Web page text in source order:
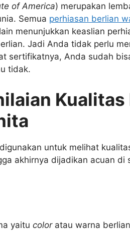
of America) merupakan
Semua perhiasan berlian
menunjukkan keaslian
Jadi Anda tidak perlu
sertifikatnya, Anda sudah
tidak.
Kualitas
untuk melihat
akhirnya dijadikan acuan
yaitu color atau warna